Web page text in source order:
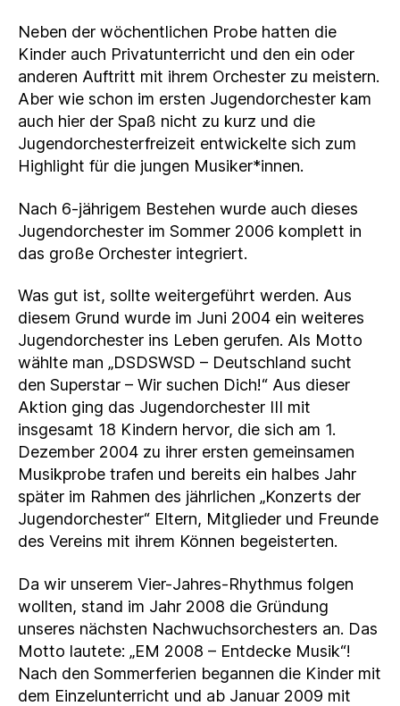
Neben der wöchentlichen Probe hatten die
Kinder auch Privatunterricht und den ein oder
anderen Auftritt mit ihrem Orchester zu meistern.
Aber wie schon im ersten Jugendorchester kam
auch hier der Spaß nicht zu kurz und die
Jugendorchesterfreizeit entwickelte sich zum
Highlight für die jungen Musiker*innen.
Nach 6-jährigem Bestehen wurde auch dieses
Jugendorchester im Sommer 2006 komplett in
das große Orchester integriert.
Was gut ist, sollte weitergeführt werden. Aus
diesem Grund wurde im Juni 2004 ein weiteres
Jugendorchester ins Leben gerufen. Als Motto
wählte man „DSDSWSD – Deutschland sucht
den Superstar – Wir suchen Dich!“ Aus dieser
Aktion ging das Jugendorchester III mit
insgesamt 18 Kindern hervor, die sich am 1.
Dezember 2004 zu ihrer ersten gemeinsamen
Musikprobe trafen und bereits ein halbes Jahr
später im Rahmen des jährlichen „Konzerts der
Jugendorchester“ Eltern, Mitglieder und Freunde
des Vereins mit ihrem Können begeisterten.
Da wir unserem Vier-Jahres-Rhythmus folgen
wollten, stand im Jahr 2008 die Gründung
unseres nächsten Nachwuchsorchesters an. Das
Motto lautete: „EM 2008 – Entdecke Musik“!
Nach den Sommerferien begannen die Kinder mit
dem Einzelunterricht und ab Januar 2009 mit